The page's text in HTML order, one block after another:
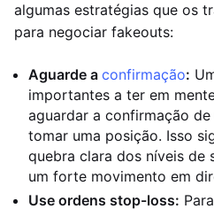
algumas estratégias que os
para negociar fakeouts:
Aguarde a confirmação:
importantes a ter em
aguardar a confirmação
tomar uma posição. Isso
quebra clara dos níveis de
um forte movimento em
Use ordens stop-loss: